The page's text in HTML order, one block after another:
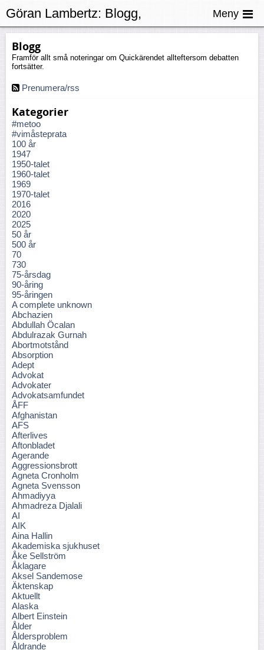
Blogg
Framför allt små noteringar om Quickärendet allteftersom debatten
fortsätter.
Prenumera/rss
Kategorier
#metoo
#vimåsteprata
100 år
1947
1950-talet
1960-talet
1969
1970-talet
2016
2020
2025
50 år
500 år
70
730
75-årsdag
90-åring
95-åringen
A complete unknown
Abchazien
Abdullah Öcalan
Abdulrazak Gurnah
Abortmotstånd
Absorption
Adept
Advokat
Advokater
Advokatsamfundet
ÅFF
Afghanistan
AFS
Afterlives
Aftonbladet
Agerande
Aggressionsbrott
Agneta Cronholm
Agneta Svensson
Ahmadiyya
Ahmadreza Djalali
AI
AIK
Aina Hallin
Akademiska sjukhuset
Åke Sellström
Åklagare
Aksel Sandemose
Äktenskap
Aktuellt
Alaska
Albert Einstein
Ålder
Åldersproblem
Åldrande
Göran Lambertz: Blogg,
Bedrägerier
Meny